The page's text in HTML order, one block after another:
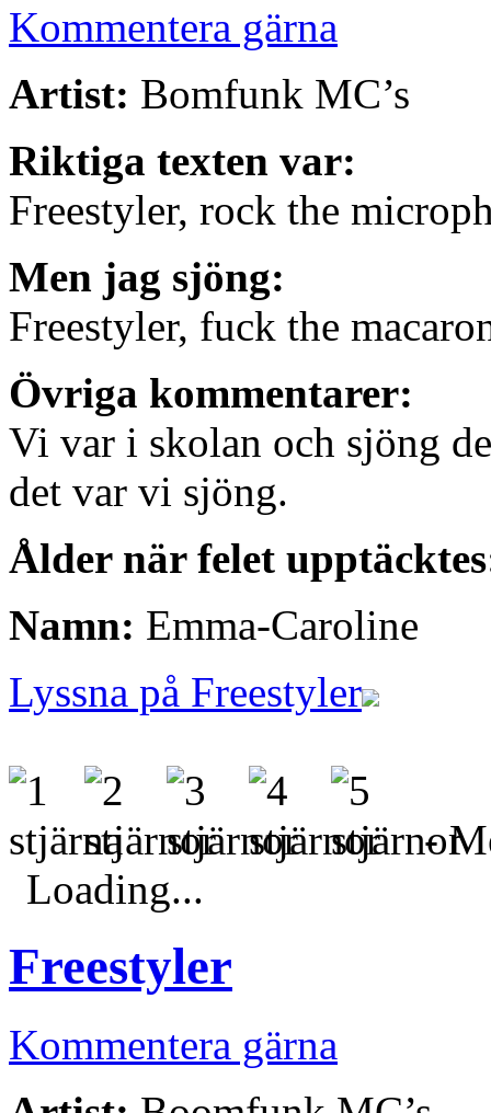
Kommentera gärna
Artist: Bomfunk MC’s
Riktiga texten var:
Freestyler, rock the
Men jag sjöng:
Freestyler, fuck the
Övriga kommentarer:
Vi var i skolan och sjöng
det var vi sjöng.
Ålder när felet
Namn: Emma-Caroline
Lyssna på Freestyler
-
Loading...
Freestyler
Kommentera gärna